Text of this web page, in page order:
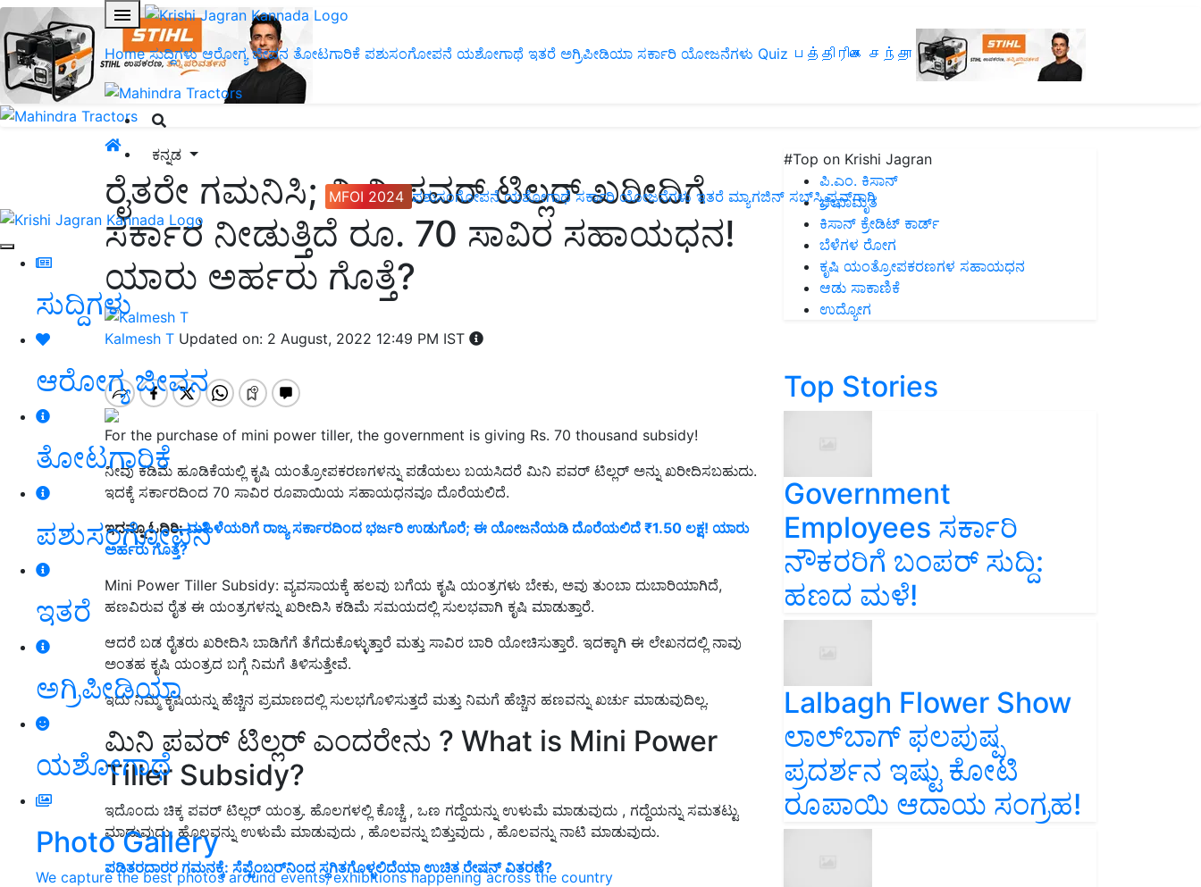
Home ಸುದ್ದಿಗಳು ಆರೋಗ್ಯ ಜೀವನ ತೋಟಗಾರಿಕೆ ಪಶುಸಂಗೋಪನೆ ಯಶೋಗಾಥೆ ಇತರೆ ಅಗ್ರಿಪೀಡಿಯಾ ಸರ್ಕಾರಿ ಯೋಜನೆಗಳು Quiz பத்திரிகை சந்தா
ಕನ್ನಡ
MFOI 2024 ಪಶುಸಂಗೋಪನೆ ಯಶೋಗಾಥೆ ಸರ್ಕಾರಿ ಯೋಜನೆಗಳು ಇತರೆ ಮ್ಯಾಗಜಿನ್‌ ಸಬ್‌ಸ್ಕ್ರಿಪ್ಷನ್‌ಗಾಗಿ
ಸುದ್ದಿಗಳು
ಆರೋಗ್ಯ ಜೀವನ
ತೋಟಗಾರಿಕೆ
ಪಶುಸಂಗೋಪನೆ
ಇತರೆ
ಅಗ್ರಿಪೀಡಿಯಾ
ಯಶೋಗಾಥೆ
Photo Gallery
We capture the best photos around events, exhibitions happening across the country
ರೈತರೇ ಗಮನಿಸಿ; ಮಿನಿ ಪವರ್ ಟಿಲ್ಲರ್ ಖರೀದಿಗೆ
ಸರ್ಕಾರ ನೀಡುತ್ತಿದೆ ರೂ. 70 ಸಾವಿರ ಸಹಾಯಧನ!
ಯಾರು ಅರ್ಹರು ಗೊತ್ತೆ?
Kalmesh T Updated on: 2 August, 2022 12:49 PM IST
For the purchase of mini power tiller, the government is giving Rs. 70 thousand subsidy!
ನೀವು ಕಡಿಮೆ ಹೂಡಿಕೆಯಲ್ಲಿ ಕೃಷಿ ಯಂತ್ರೋಪಕರಣಗಳನ್ನು ಪಡೆಯಲು ಬಯಸಿದರೆ ಮಿನಿ ಪವರ್ ಟಿಲ್ಲರ್ ಅನ್ನು ಖರೀದಿಸಬಹುದು.
ಇದಕ್ಕೆ ಸರ್ಕಾರದಿಂದ 70 ಸಾವಿರ ರೂಪಾಯಿಯ ಸಹಾಯಧನವೂ ದೊರೆಯಲಿದೆ.
ಇದನ್ನೂ ಓದಿರಿ:ಮಹಿಳೆಯರಿಗೆ ರಾಜ್ಯ ಸರ್ಕಾರದಿಂದ ಭರ್ಜರಿ ಉಡುಗೊರೆ; ಈ ಯೋಜನೆಯಡಿ ದೊರೆಯಲಿದೆ ₹1.50 ಲಕ್ಷ! ಯಾರು
ಅರ್ಹರು ಗೊತ್ತೆ?
Mini Power Tiller Subsidy: ವ್ಯವಸಾಯಕ್ಕೆ ಹಲವು ಬಗೆಯ ಕೃಷಿ ಯಂತ್ರಗಳು ಬೇಕು, ಅವು ತುಂಬಾ ದುಬಾರಿಯಾಗಿದೆ,
ಹಣವಿರುವ ರೈತ ಈ ಯಂತ್ರಗಳನ್ನು ಖರೀದಿಸಿ ಕಡಿಮೆ ಸಮಯದಲ್ಲಿ ಸುಲಭವಾಗಿ ಕೃಷಿ ಮಾಡುತ್ತಾರೆ.
ಆದರೆ ಬಡ ರೈತರು ಖರೀದಿಸಿ ಬಾಡಿಗೆಗೆ ತೆಗೆದುಕೊಳ್ಳುತ್ತಾರೆ ಮತ್ತು ಸಾವಿರ ಬಾರಿ ಯೋಚಿಸುತ್ತಾರೆ. ಇದಕ್ಕಾಗಿ ಈ ಲೇಖನದಲ್ಲಿ ನಾವು
ಅಂತಹ ಕೃಷಿ ಯಂತ್ರದ ಬಗ್ಗೆ ನಿಮಗೆ ತಿಳಿಸುತ್ತೇವೆ.
ಇದು ನಿಮ್ಮ ಕೃಷಿಯನ್ನು ಹೆಚ್ಚಿನ ಪ್ರಮಾಣದಲ್ಲಿ ಸುಲಭಗೊಳಿಸುತ್ತದೆ ಮತ್ತು ನಿಮಗೆ ಹೆಚ್ಚಿನ ಹಣವನ್ನು ಖರ್ಚು ಮಾಡುವುದಿಲ್ಲ.
ಮಿನಿ ಪವರ್ ಟಿಲ್ಲರ್ ಎಂದರೇನು ? What is Mini Power
Tiller Subsidy?
ಇದೊಂದು ಚಿಕ್ಕ ಪವರ್ ಟಿಲ್ಲರ್ ಯಂತ್ರ. ಹೊಲಗಳಲ್ಲಿ ಕೊಚ್ಚೆ , ಒಣ ಗದ್ದೆಯನ್ನು ಉಳುಮೆ ಮಾಡುವುದು , ಗದ್ದೆಯನ್ನು ಸಮತಟ್ಟು
ಮಾಡುವುದು, ಹೊಲವನ್ನು ಉಳುಮೆ ಮಾಡುವುದು , ಹೊಲವನ್ನು ಬಿತ್ತುವುದು , ಹೊಲವನ್ನು ನಾಟಿ ಮಾಡುವುದು.
ಪಡಿತರದಾರರ ಗಮನಕ್ಕೆ: ಸೆಪ್ಟೆಂಬರ್‌ನಿಂದ ಸ್ಥಗಿತಗೊಳ್ಳಲಿದೆಯಾ ಉಚಿತ ರೇಷನ್‌ ವಿತರಣೆ?
#Top on Krishi Jagran
ಪಿ.ಎಂ. ಕಿಸಾನ್
ಜೀವಾಮೃತ
ಕಿಸಾನ್ ಕ್ರೇಡಿಟ್ ಕಾರ್ಡ್
ಬೆಳೆಗಳ ರೋಗ
ಕೃಷಿ ಯಂತ್ರೋಪಕರಣಗಳ ಸಹಾಯಧನ
ಆಡು ಸಾಕಾಣಿಕೆ
ಉದ್ಯೋಗ
Top Stories
Government
Employees ಸರ್ಕಾರಿ
ನೌಕರರಿಗೆ ಬಂಪರ್‌ ಸುದ್ದಿ:
ಹಣದ ಮಳೆ!
Lalbagh Flower Show
ಲಾಲ್‌ಬಾಗ್ ಫಲಪುಷ್ಪ
ಪ್ರದರ್ಶನ ಇಷ್ಟು ಕೋಟಿ
ರೂಪಾಯಿ ಆದಾಯ ಸಂಗ್ರಹ!